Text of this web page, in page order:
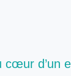
d’un